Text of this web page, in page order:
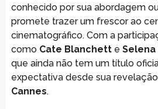
conhecido por sua abordagem
promete trazer um frescor ao
cinematográfico. Com a
como Cate Blanchette Selena
que ainda não tem um título
expectativa desde sua
Cannes.